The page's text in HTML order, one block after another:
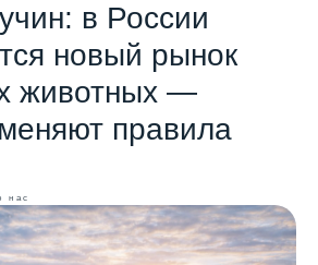
в России
новый рынок
животных —
правила
нас